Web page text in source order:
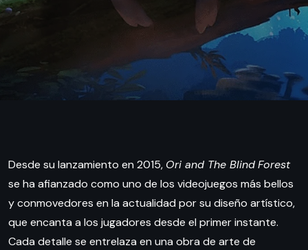
Desde su lanzamiento en 2015, Ori and The BlindForest
se ha afianzado como uno de los videojuegos más bellos
y conmovedores en la actualidad por su diseño artístico,
que encanta a los jugadores desde el primer instante.
Cada detalle se entrelaza en una obra de arte de